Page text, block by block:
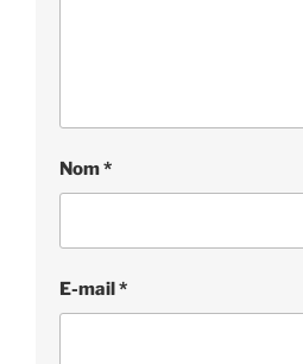
Nom*
E-mail*